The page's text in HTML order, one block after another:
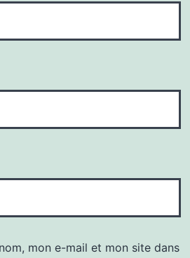
mon e-mail et mon site dans